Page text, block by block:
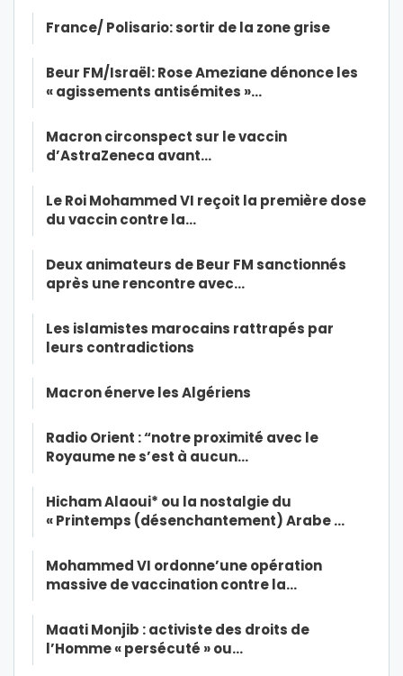
France/ Polisario: sortir de la zone grise
Beur FM/Israël: Rose Ameziane dénonce les
« agissements antisémites »…
Macron circonspect sur le vaccin
d’AstraZeneca avant…
Le Roi Mohammed VI reçoit la première dose
du vaccin contre la…
Deux animateurs de Beur FM sanctionnés
après une rencontre avec…
Les islamistes marocains rattrapés par
leurs contradictions
Macron énerve les Algériens
Radio Orient : “notre proximité avec le
Royaume ne s’est à aucun…
Hicham Alaoui* ou la nostalgie du
« Printemps (désenchantement) Arabe …
Mohammed VI ordonne’une opération
massive de vaccination contre la…
Maati Monjib : activiste des droits de
l’Homme « persécuté » ou…